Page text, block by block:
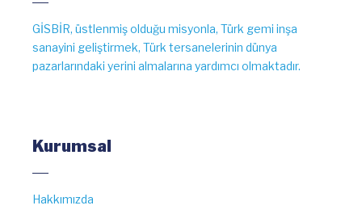
GİSBİR, üstlenmiş olduğu misyonla, Türk gemi inşa
sanayini geliştirmek, Türk tersanelerinin dünya
pazarlarındaki yerini almalarına yardımcı olmaktadır.
Kurumsal
Hakkımızda